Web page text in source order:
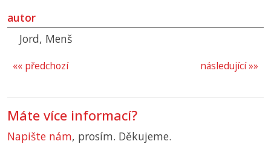
autor
Jord, Menš
následující »»
«« předchozí
Máte více informací?
Napište nám, prosím. Děkujeme.